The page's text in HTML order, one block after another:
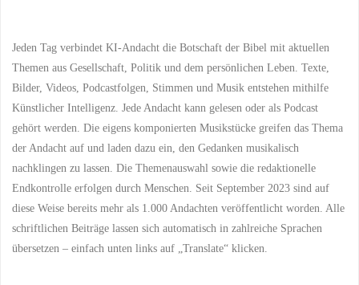
Jeden Tag verbindet KI-Andacht die Botschaft der Bibel mit aktuellen
Themen aus Gesellschaft, Politik und dem persönlichen Leben. Texte,
Bilder, Videos, Podcastfolgen, Stimmen und Musik entstehen mithilfe
Künstlicher Intelligenz. Jede Andacht kann gelesen oder als Podcast
gehört werden. Die eigens komponierten Musikstücke greifen das Thema
der Andacht auf und laden dazu ein, den Gedanken musikalisch
nachklingen zu lassen. Die Themenauswahl sowie die redaktionelle
Endkontrolle erfolgen durch Menschen. Seit September 2023 sind auf
diese Weise bereits mehr als 1.000 Andachten veröffentlicht worden. Alle
schriftlichen Beiträge lassen sich automatisch in zahlreiche Sprachen
übersetzen – einfach unten links auf „Translate“ klicken.